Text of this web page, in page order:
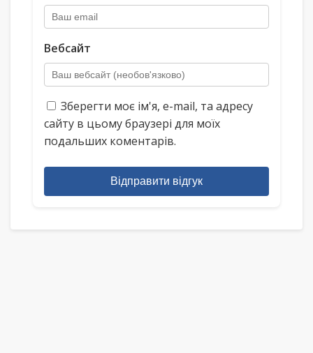
Вебсайт
Зберегти моє ім'я, e-mail, та адресу
сайту в цьому браузері для моїх
подальших коментарів.
Відправити відгук